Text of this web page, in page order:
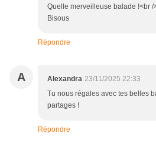
Quelle merveilleuse balade !<br
Bisous
Répondre
A Alexandra 23/11/2025 22:33
Tu nous régales avec tes belles
partages !
Répondre